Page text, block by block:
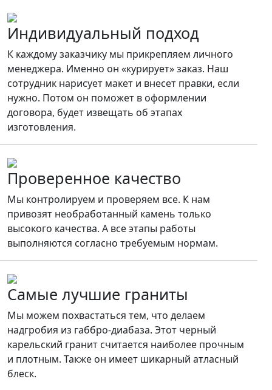
Индивидуальный подход
К каждому заказчику мы прикрепляем личного
менеджера. Именно он «курирует» заказ. Наш
сотрудник нарисует макет и внесет правки, если
нужно. Потом он поможет в оформлении
договора, будет извещать об этапах
изготовления.
Проверенное качество
Мы контролируем и проверяем все. К нам
привозят необработанный камень только
высокого качества. А все этапы работы
выполняются согласно требуемым нормам.
Самые лучшие граниты
Мы можем похвастаться тем, что делаем
надгробия из габбро-диабаза. Этот черный
карельский гранит считается наиболее прочным
и плотным. Также он имеет шикарный атласный
блеск.